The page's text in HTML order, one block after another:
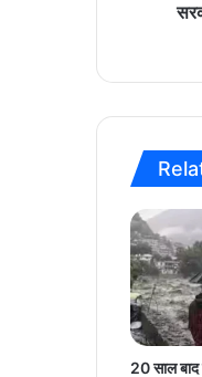
ज़िं
क
घ
र
से
आ
त्म
नि
र्भ
20 साल बाद